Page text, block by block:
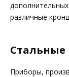
различные
Приборы,